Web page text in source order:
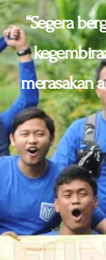
“Segera
merasakan